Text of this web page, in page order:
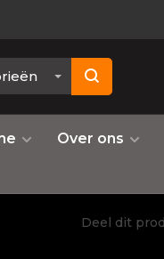
Over ons
Deel dit